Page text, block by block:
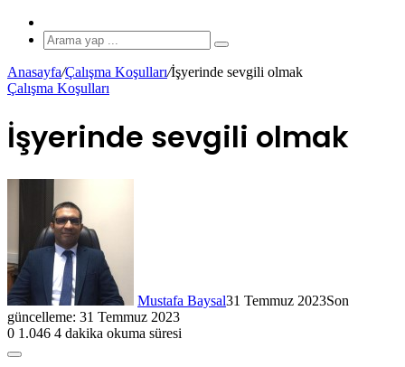
Makale
Arama
...
Anasayfa/Çalışma Koşulları/İşyerinde sevgili olmak
Çalışma Koşulları
İşyerinde sevgili olmak
Mustafa Baysal31 Temmuz 2023Son
güncelleme: 31 Temmuz 2023
0 1.046 4 dakika okuma süresi